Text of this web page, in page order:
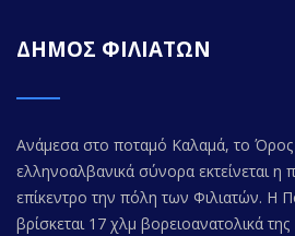
ΔΗΜΟΣ ΦΙΛΙΑΤΩΝ
Ανάμεσα στο ποταμό Καλαμά, το
ελληνοαλβανικά σύνορα εκτείνεται η
επίκεντρο την πόλη των Φιλιατών. Η
βρίσκεται 17 χλμ βορειοανατολικά